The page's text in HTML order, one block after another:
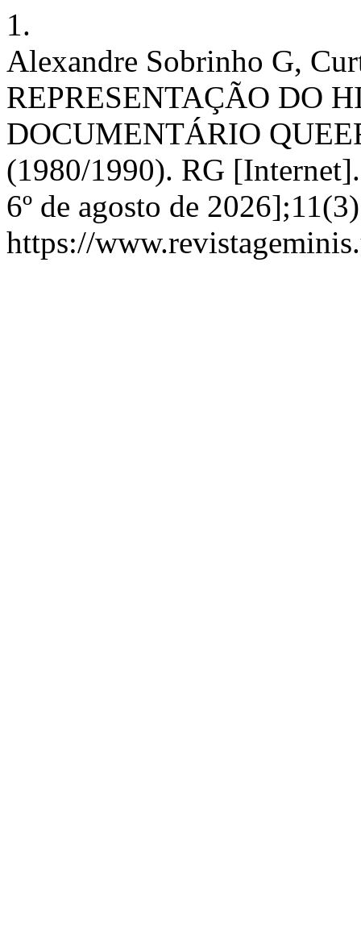
1.
Alexandre Sobrinho G,
REPRESENTAÇÃO DO
DOCUMENTÁRIO
(1980/1990). RG
6º de agosto de
https://